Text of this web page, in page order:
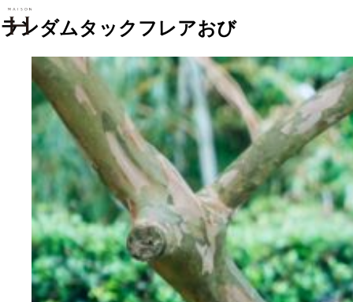
ランダムタックフレアおび